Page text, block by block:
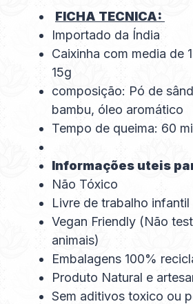
FICHA TECNICA:
Importado da Índia
Caixinha com media de
15g
composição: Pó de
bambu, óleo aromático
Tempo de queima: 60
Informações uteis
Não Tóxico
Livre de trabalho infantil
Vegan Friendly (Não
animais)
Embalagens 100%
Produto Natural e
Sem aditivos toxico ou